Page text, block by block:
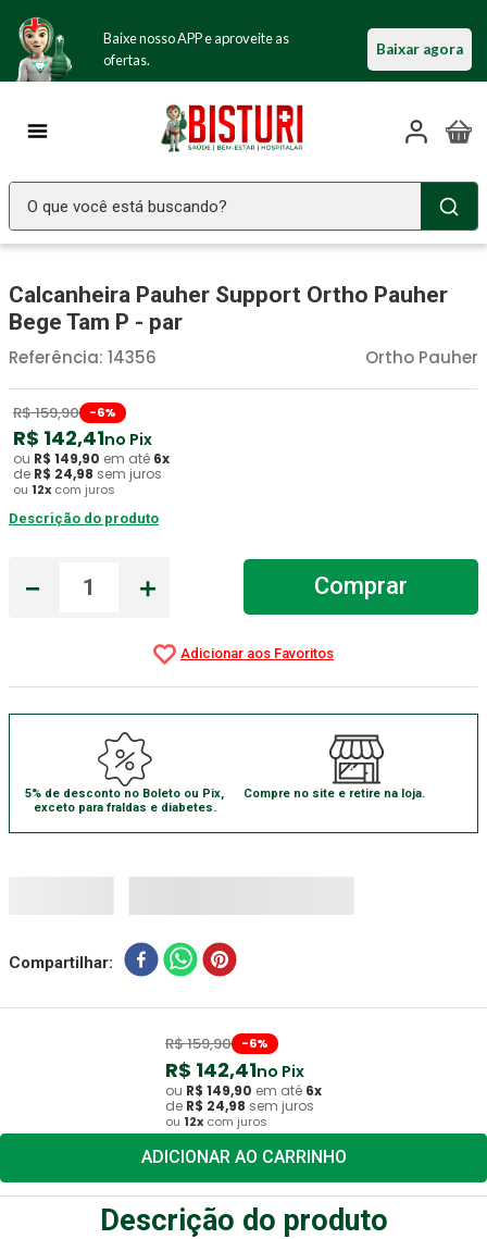
Baixe nosso APP e aproveite as
ofertas.
Baixar agora
O que você está buscando?
Calcanheira Pauher Support Ortho Pauher
Bege Tam P - par
Ortho Pauher
Referência: 14356
R$159,90 -6%
R$ 142,41no Pix
ou R$ 149,90 em até 6x
de R$ 24,98 sem juros
ou 12x com juros
Descrição do produto
＋
－ Comprar
5% de desconto no Boleto ou Pix,
exceto para fraldas e diabetes.
Compre no site e retire na loja.
Compartilhar
R$159,90 -6%
R$ 142,41no Pix
ou R$ 149,90 em até 6x
de R$ 24,98 sem juros
ou 12x com juros
ADICIONAR AO CARRINHO
Descrição do produto
1º Seringa Insulina
2º Fralda Geriatrica
3 º Luva Latex
4º Estetoscopio Littmann
5º Littmann
6 º Absorvente Geriatrico
7º Gaze Esteril
Cadeira Banho